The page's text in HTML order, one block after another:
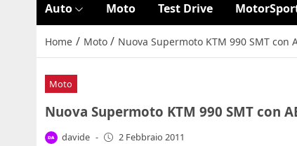
Auto Moto Test Drive
Home / Moto / Nuova Supermoto KTM 990 SMT
Moto
Nuova Supermoto KTM 990 SMT con
davide - 2 Febbraio 2011